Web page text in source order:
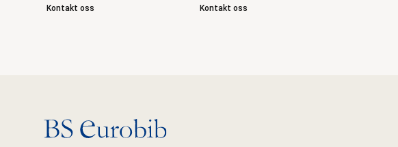
Kontakt oss Kontakt oss
Gå til hovedsiden